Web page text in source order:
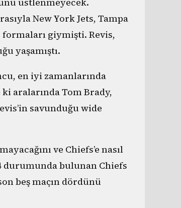
New York Jets, Tampa
formaları giymişti. Revis,
yaşamıştı.
en iyi zamanlarında
aralarında Tom Brady,
savunduğu wide
ve Chiefs’e nasıl
durumunda bulunan Chiefs
beş maçın dördünü